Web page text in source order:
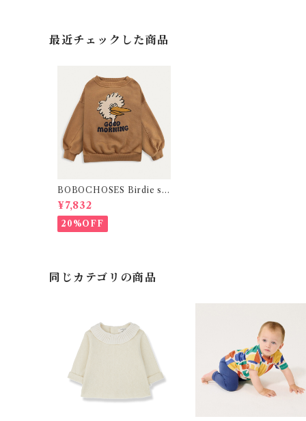
最近チェックした商品
BOBOCHOSES Birdie sw
eatshirt
¥7,832
20%OFF
同じカテゴリの商品